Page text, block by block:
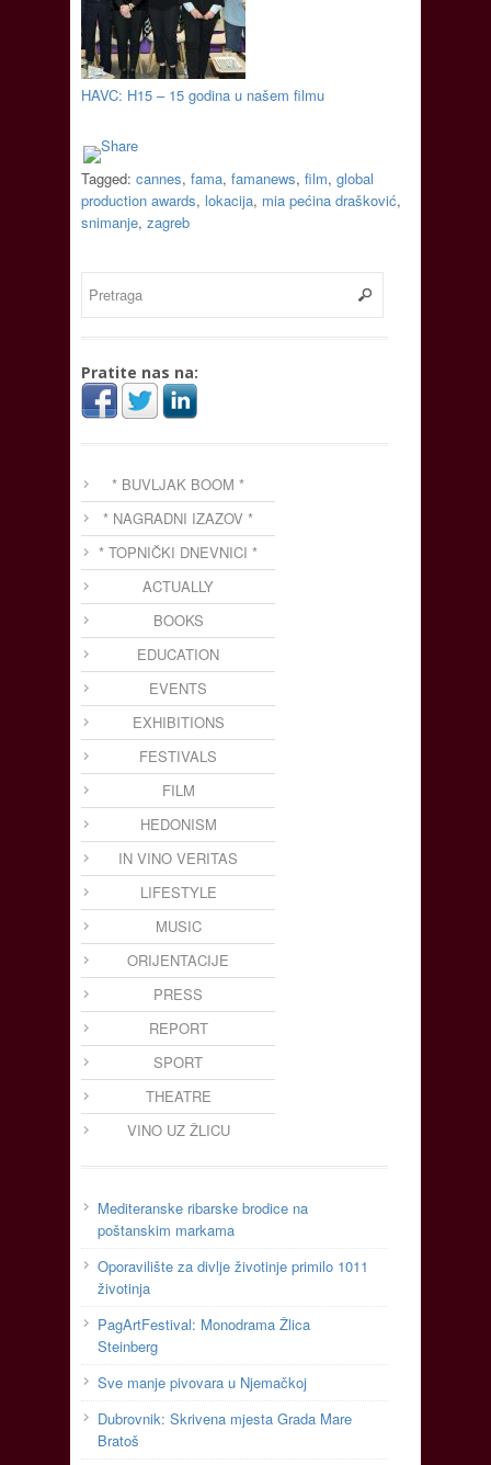
HAVC: H15 – 15 godina u našem filmu
Tagged: cannes, fama, famanews, film, global
production awards, lokacija, mia pećina drašković,
snimanje, zagreb
Pratite nas na:
* BUVLJAK BOOM *
* NAGRADNI IZAZOV *
* TOPNIČKI DNEVNICI *
ACTUALLY
BOOKS
EDUCATION
EVENTS
EXHIBITIONS
FESTIVALS
FILM
HEDONISM
IN VINO VERITAS
LIFESTYLE
MUSIC
ORIJENTACIJE
PRESS
REPORT
SPORT
THEATRE
VINO UZ ŽLICU
Mediteranske ribarske brodice na
poštanskim markama
Oporavilište za divlje životinje primilo 1011
životinja
PagArtFestival: Monodrama Žlica
Steinberg
Sve manje pivovara u Njemačkoj
Dubrovnik: Skrivena mjesta Grada Mare
Bratoš